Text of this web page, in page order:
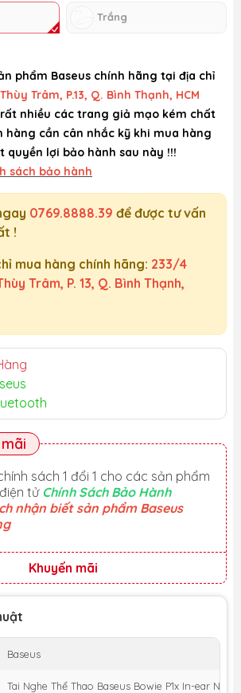
Trắng
phẩm Baseus chính hãng tại địa chỉ
Trâm, P.13, Q. Bình Thạnh, HCM
nhiều các trang giả mạo kém chất
hàng cần cân nhắc kỹ khi mua hàng
quyền lợi bảo hành sau này !!!
sách bảo hành
0769.8888.39 để được tư vấn
!
mua hàng chính hãng: 233/4
Trâm, P. 13, Q. Bình Thạnh,
sách 1 đổi 1 cho các sản phẩm
tửChính Sách Bảo Hành
nhận biết sản phẩm Baseus
Khuyến mãi
Baseus
Tai Nghe Thể Thao Baseus Bowie P1x In-ear